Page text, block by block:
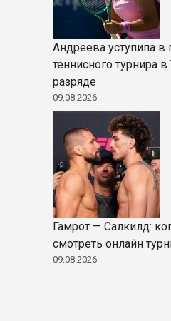
Андреева уступипа в
теннисного турнира
разряде
09.08.2026
Гамрот — Салкилд:
смотреть онлайн
09.08.2026